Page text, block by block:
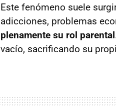
Este fenómeno suele
adicciones, problemas
plenamente su rol parental
vacío, sacrificando su